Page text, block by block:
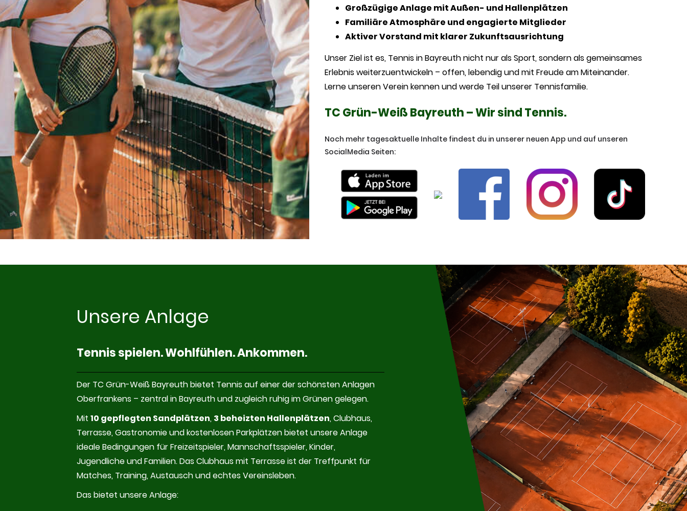
Großzügige Anlage mit Außen- und Hallenplätzen
Familiäre Atmosphäre und engagierte Mitglieder
Aktiver Vorstand mit klarer Zukunftsausrichtung
Unser Ziel ist es, Tennis in Bayreuth nicht nur als Sport, sondern als gemeinsames
Erlebnis weiterzuentwickeln – offen, lebendig und mit Freude am Miteinander.
Lerne unseren Verein kennen und werde Teil unserer Tennisfamilie.
TC Grün-Weiß Bayreuth – Wir sind Tennis.
Noch mehr tagesaktuelle Inhalte findest du in unserer neuen App und auf unseren
SocialMedia Seiten:
Unsere Anlage
Tennis spielen. Wohlfühlen. Ankommen.
Der TC Grün-Weiß Bayreuth bietet Tennis auf einer der schönsten Anlagen
Oberfrankens – zentral in Bayreuth und zugleich ruhig im Grünen gelegen.
Mit 10 gepflegten Sandplätzen, 3 beheizten Hallenplätzen, Clubhaus,
Terrasse, Gastronomie und kostenlosen Parkplätzen bietet unsere Anlage
ideale Bedingungen für Freizeitspieler, Mannschaftsspieler, Kinder,
Jugendliche und Familien. Das Clubhaus mit Terrasse ist der Treffpunkt für
Matches, Training, Austausch und echtes Vereinsleben.
Das bietet unsere Anlage: